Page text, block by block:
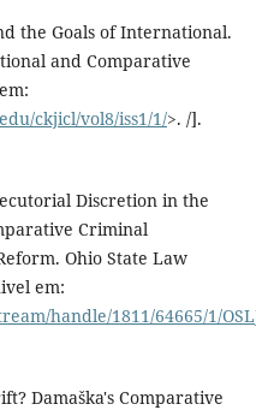
the Goals of International.
and Comparative
ckjicl/vol8/iss1/1/>. /].
Discretion in the
Criminal
Ohio State Law
em:
handle/1811/64665/1/
Damaška's Comparative